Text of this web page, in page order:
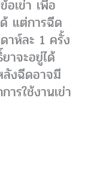
อเข่า เพื่อ
แต่การฉีด
าห์ละ 1 ครั้ง
จะอยู่ได้
งฉีดอาจมี
รใช้งานเข่า